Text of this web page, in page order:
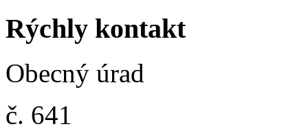
Rýchly kontakt
Obecný úrad
č. 641